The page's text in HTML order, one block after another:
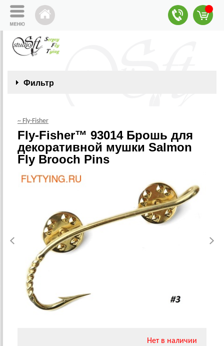
Фильтр
~ Fly-Fisher
Fly-Fisher™ 93014 Брошь для
декоративной мушки Salmon
Fly Brooch Pins
Нет в наличии